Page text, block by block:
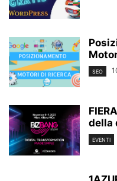
SEO
della
EVENTI